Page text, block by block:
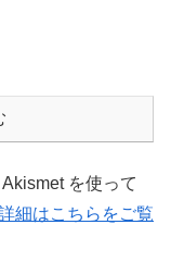
を使って
細はこちらをご覧